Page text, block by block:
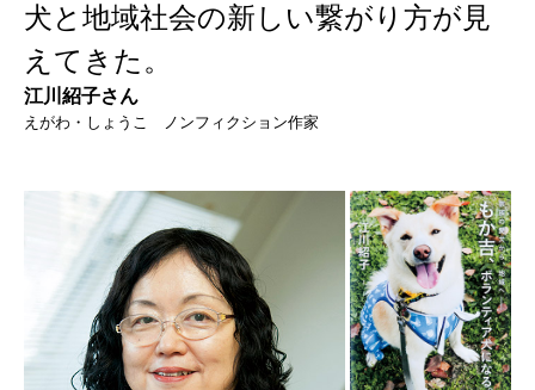
犬と地域社会の新しい繋がり方が見
えてきた。
江川紹子さん
えがわ・しょうこ ノンフィクション作家